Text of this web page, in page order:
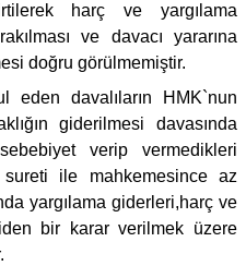
harç ve yargılama
ve davacı yararına
doğru görülmemiştir.
eden davalıların HMK`nun
giderilmesi davasında
verip vermedikleri
ile mahkemesince az
yargılama giderleri,harç ve
bir karar verilmek üzere